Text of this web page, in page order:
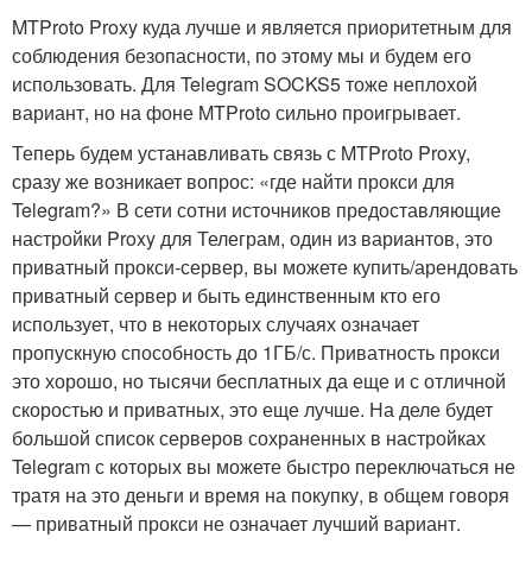
MTProto Proxy куда лучше и является приоритетным для
соблюдения безопасности, по этому мы и будем его
использовать. Для Telegram SOCKS5 тоже неплохой
вариант, но на фоне MTProto сильно проигрывает.
Теперь будем устанавливать связь с MTProto Proxy,
сразу же возникает вопрос: «где найти прокси для
Telegram?» В сети сотни источников предоставляющие
настройки Proxy для Телеграм, один из вариантов, это
приватный прокси-сервер, вы можете купить/арендовать
приватный сервер и быть единственным кто его
использует, что в некоторых случаях означает
пропускную способность до 1ГБ/с. Приватность прокси
это хорошо, но тысячи бесплатных да еще и с отличной
скоростью и приватных, это еще лучше. На деле будет
большой список серверов сохраненных в настройках
Telegram с которых вы можете быстро переключаться не
тратя на это деньги и время на покупку, в общем говоря
— приватный прокси не означает лучший вариант.